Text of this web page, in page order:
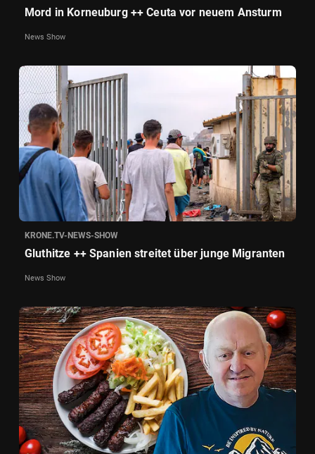
Mord in Korneuburg ++ Ceuta vor neuem Ansturm
News Show
KRONE.TV-NEWS-SHOW
Gluthitze ++ Spanien streitet über junge Migranten
News Show